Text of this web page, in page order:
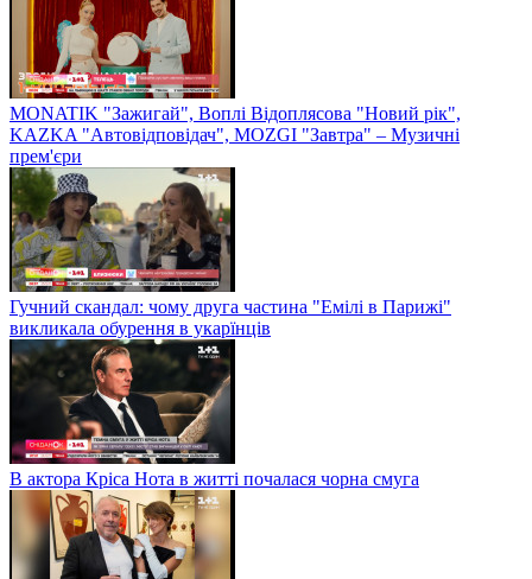
MONATIK "Зажигай", Воплі Відоплясова "Новий рік",
KAZKA "Автовідповідач", MOZGI "Завтра" – Музичні
прем'єри
Гучний скандал: чому друга частина "Емілі в Парижі"
викликала обурення в укарїнців
В актора Кріса Нота в житті почалася чорна смуга